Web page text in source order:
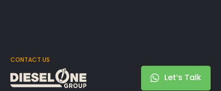
CONTACT US
Let’s Talk